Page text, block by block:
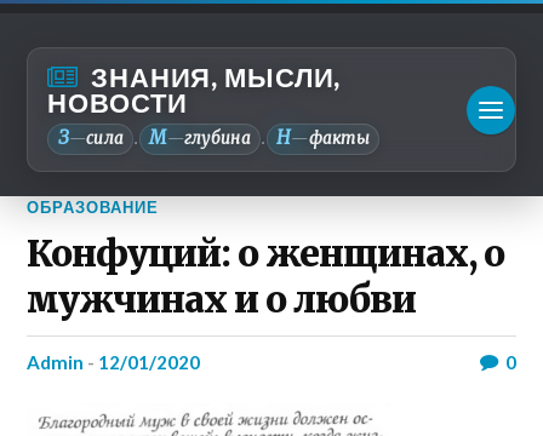
ЗНАНИЯ, МЫСЛИ,
НОВОСТИ
З—сила . М—глубина . Н—факты
ОБРАЗОВАНИЕ
Конфуций: о женщинах, о
мужчинах и о любви
admin - 12/01/2020 0